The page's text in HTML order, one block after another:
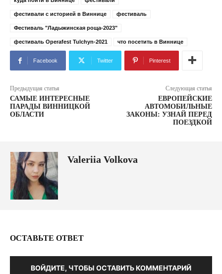
фестивали с историей в Виннице фестиваль
Фестиваль "Ладыжинская роща-2023"
фестиваль Operafest Tulchyn-2021 что посетить в Виннице
Facebook Twitter Pinterest
Предыдущая статья
САМЫЕ ИНТЕРЕСНЫЕ
ПАРАДЫ ВИННИЦКОЙ
ОБЛАСТИ
Следующая статья
ЕВРОПЕЙСКИЕ
АВТОМОБИЛЬНЫЕ
ЗАКОНЫ: УЗНАЙ ПЕРЕД
ПОЕЗДКОЙ
Valeriia Volkova
ОСТАВЬТЕ ОТВЕТ
ВОЙДИТЕ, ЧТОБЫ ОСТАВИТЬ КОММЕНТАРИЙ